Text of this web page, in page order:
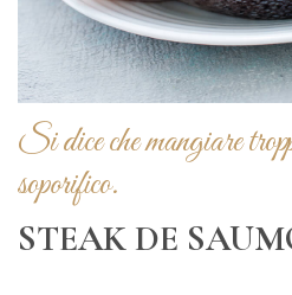
Si dice che mangiare
soporifico.
STEAK DE